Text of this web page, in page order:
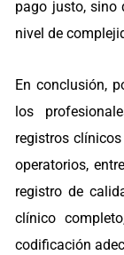
pago justo, sino
nivel de
En conclusión,
los
registros
operatorios,
registro de
clínico
codificación